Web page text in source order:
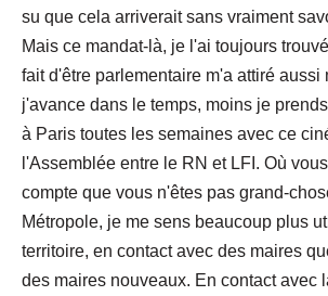
su que cela arriverait sans vraiment
Mais ce mandat-là, je l'ai toujours
fait d'être parlementaire m'a attiré aussi
j'avance dans le temps, moins je
à Paris toutes les semaines avec ce
l'Assemblée entre le RN et LFI. Où
compte que vous n'êtes pas grand-
Métropole, je me sens beaucoup plus
territoire, en contact avec des maires
des maires nouveaux. En contact avec